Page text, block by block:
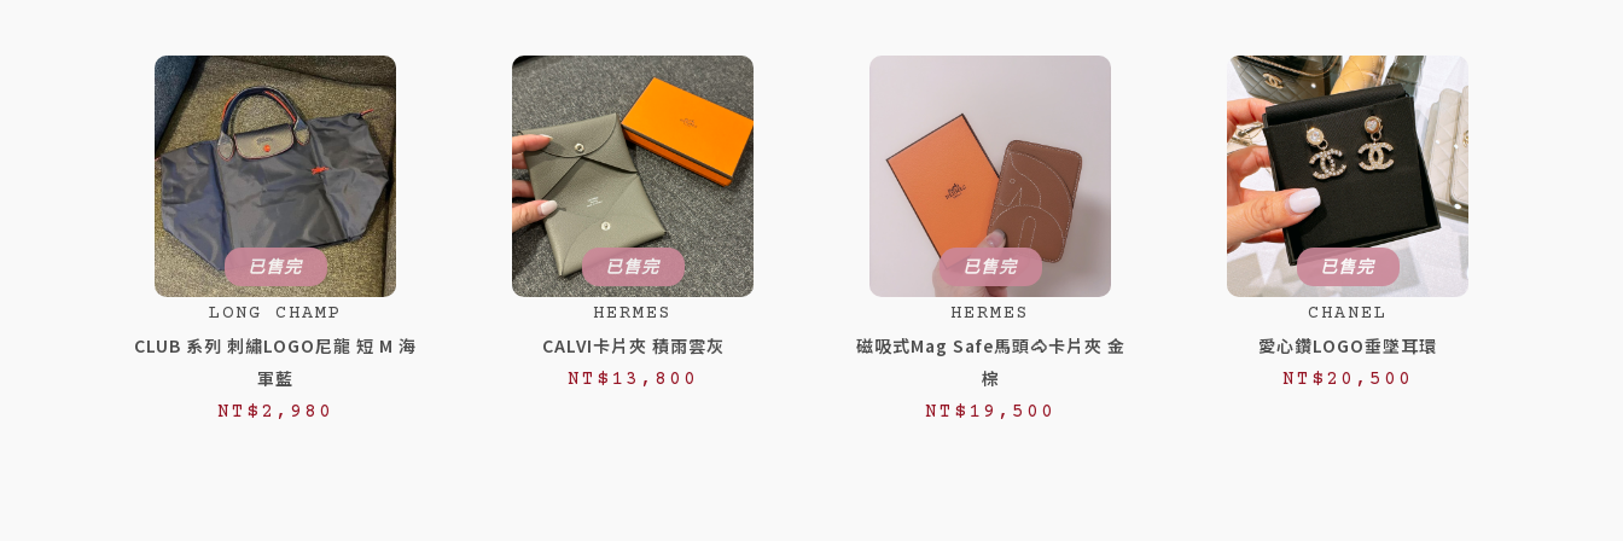
已售完
LONG CHAMP
CLUB 系列 刺繡LOGO尼龍 短 M 海
軍藍
NT$ 2,980
已售完
HERMES
CALVI卡片夾 積雨雲灰
NT$ 13,800
已售完
HERMES
磁吸式Mag Safe馬頭🐴卡片夾 金
棕
NT$ 19,500
已售完
CHANEL
愛心鑽LOGO垂墜耳環
NT$ 20,500